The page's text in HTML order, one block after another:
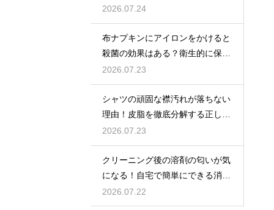
裏技
2026.07.24
布ナプキンにアイロンをかけると
殺菌の効果はある？衛生的に保つ
ケア
2026.07.23
シャツの頑固な襟汚れが落ちない
理由！皮脂を徹底分解する正しい
洗い方
2026.07.23
クリーニング後の溶剤の匂いが気
になる！自宅で簡単にできる消臭
の対策
2026.07.22